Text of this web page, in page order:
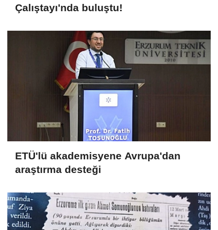
Çalıştayı'nda buluştu!
ETÜ'lü akademisyene Avrupa'dan
araştırma desteği